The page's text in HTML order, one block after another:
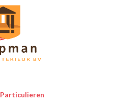
Particulieren